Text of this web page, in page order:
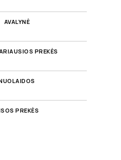
AVALYNĖ
PREKĖS
PREKĖS